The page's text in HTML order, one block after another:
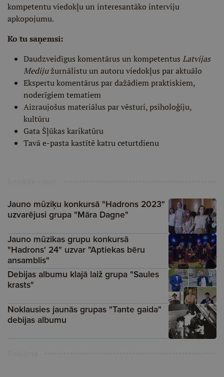
kompetentu viedokļu un interesantāko interviju
apkopojumu.
Ko tu saņemsi:
Daudzveidīgus komentārus un kompetentus Latvijas
Medijužurnālistu un autoru viedokļus par aktuālo
Ekspertu komentārus par dažādiem praktiskiem,
noderīgiem tematiem
Aizraujošus materiālus par vēsturi, psiholoģiju,
kultūru
Gata Šļūkas karikatūru
Tavā e-pasta kastītē katru ceturtdienu
Jauno mūziķu konkursā "Hadrons 2023"
uzvarējusi grupa "Māra Dagne"
Jauno mūzikas grupu konkursā
"Hadrons' 24" uzvar "Aptiekas bēru
ansamblis"
Debijas albumu klajā laiž grupa "Saules
krasts"
Noklausies jaunās grupas "Tante gaida"
debijas albumu